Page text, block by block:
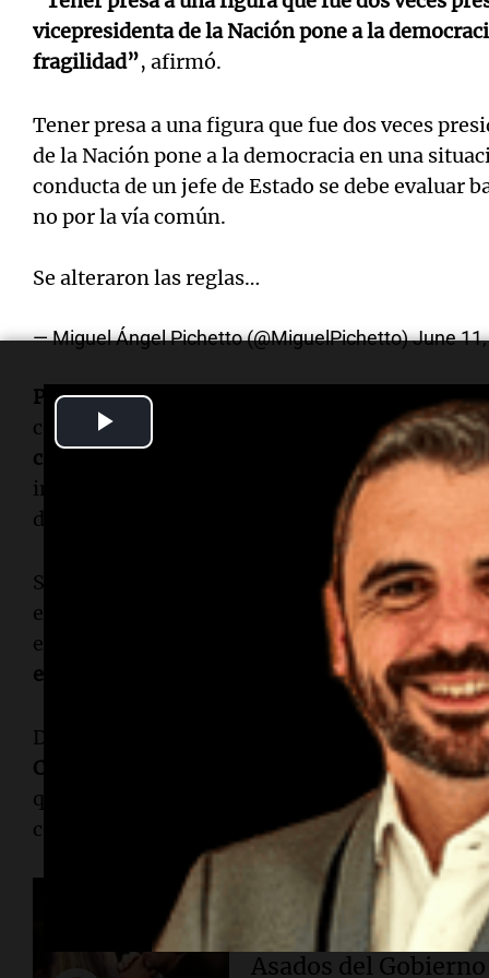
vicepresidenta de la Nación pone a la
fragilidad”, afirmó.
Tener presa a una figura que fue dos veces
de la Nación pone a la democracia en una
conducta de un jefe de Estado se debe evaluar
no por la vía común.
Se alteraron las reglas…
— Miguel Ángel Pichetto (@MiguelPichetto)June
Pichettocuestionó distintos aspectos del
condena de
contra la ex
corrupción
vinculados a la obra pública. Entre
incorporación de magistrados y fiscales
de instancias de apelación y la actuación de
Según planteó, los jueces del máximo tribunal
expediente debido a antecedentes de
ex presidenta. En ese sentido, propuso que se
especial
Durante una reunión de la Comisión de
Cámara de Diputados
, el dirigente peronista
que el
tiene herramientas
considera que existe una situación de
La quinta pata del gato
Adorni, ministro de
Asados del